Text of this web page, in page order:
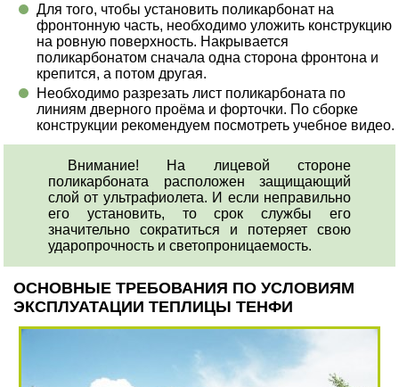
Для того, чтобы установить поликарбонат на
фронтонную часть, необходимо уложить конструкцию
на ровную поверхность. Накрывается
поликарбонатом сначала одна сторона фронтона и
крепится, а потом другая.
Необходимо разрезать лист поликарбоната по
линиям дверного проёма и форточки. По сборке
конструкции рекомендуем посмотреть учебное видео.
Внимание! На лицевой стороне
поликарбоната расположен защищающий
слой от ультрафиолета. И если неправильно
его установить, то срок службы его
значительно сократиться и потеряет свою
ударопрочность и светопроницаемость.
ОСНОВНЫЕ ТРЕБОВАНИЯ ПО УСЛОВИЯМ
ЭКСПЛУАТАЦИИ ТЕПЛИЦЫ ТЕНФИ